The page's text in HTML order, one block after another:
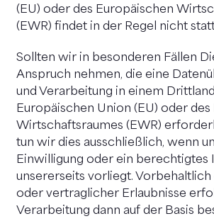
(EU) oder des Europäischen
(EWR) findet in der Regel nicht
Sollten wir in besonderen Fällen
Anspruch nehmen, die eine
und Verarbeitung in einem
Europäischen Union (EU) oder
Wirtschaftsraumes (EWR)
tun wir dies ausschließlich, wenn
Einwilligung oder ein berechtigtes
unsererseits vorliegt.
oder vertraglicher Erlaubnisse
Verarbeitung dann auf der Basis